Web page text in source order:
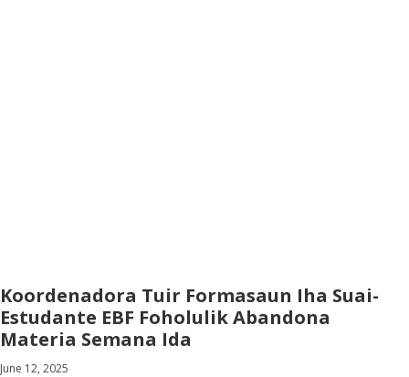
Koordenadora Tuir Formasaun Iha Suai-
Estudante EBF Foholulik Abandona
Materia Semana Ida
June 12, 2025